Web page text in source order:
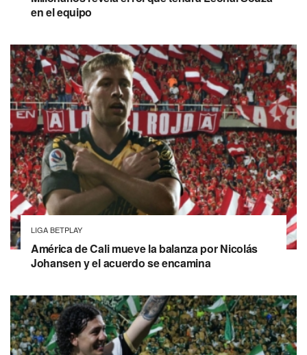
en el equipo
LIGA BETPLAY
América de Cali mueve la balanza por Nicolás
Johansen y el acuerdo se encamina